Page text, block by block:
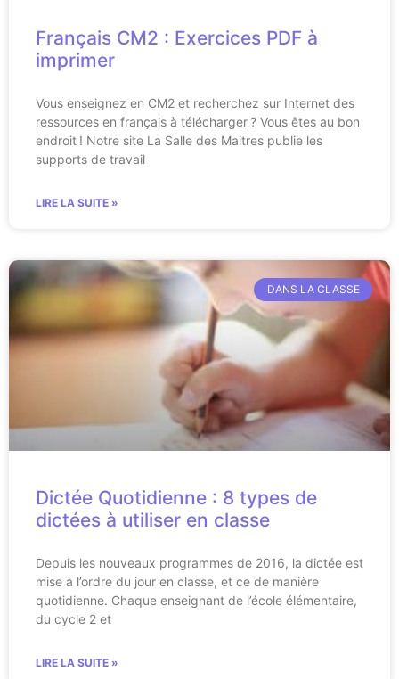
Français CM2 : Exercices PDF à
imprimer
Vous enseignez en CM2 et recherchez sur Internet des
ressources en français à télécharger ? Vous êtes au bon
endroit ! Notre site La Salle des Maitres publie les
supports de travail
LIRE LA SUITE »
DANS LA CLASSE
Dictée Quotidienne : 8 types de
dictées à utiliser en classe
Depuis les nouveaux programmes de 2016, la dictée est
mise à l’ordre du jour en classe, et ce de manière
quotidienne. Chaque enseignant de l’école élémentaire,
du cycle 2 et
LIRE LA SUITE »